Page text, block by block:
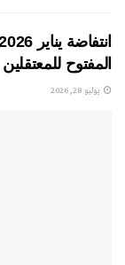
المفتوح للمعتقلين
يوليو 28, 2026